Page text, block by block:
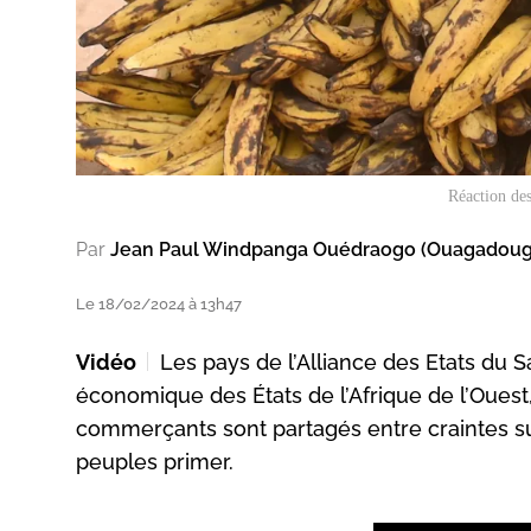
Réaction
Par Jean Paul Windpanga Ouédraogo
Le 18/02/2024 à 13h47
Vidéo
Les pays de l’Alliance des Etats du
économique des États de l’Afrique de
commerçants sont partagés entre craintes
peuples primer.